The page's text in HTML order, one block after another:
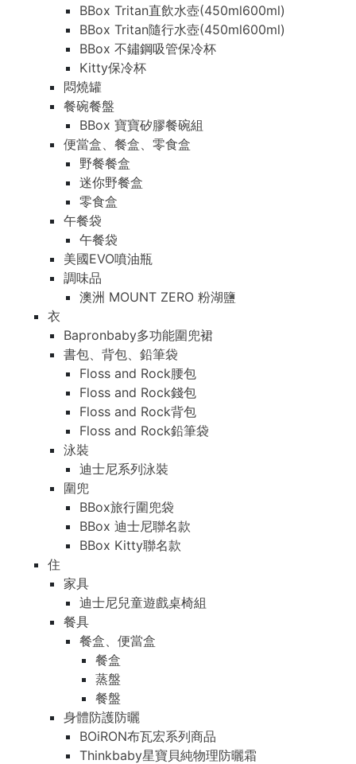
BBox Tritan直飲水壺(450ml600ml)
BBox Tritan隨行水壺(450ml600ml)
BBox 不鏽鋼吸管保冷杯
Kitty保冷杯
悶燒罐
餐碗餐盤
BBox 寶寶矽膠餐碗組
便當盒、餐盒、零食盒
野餐餐盒
迷你野餐盒
零食盒
午餐袋
午餐袋
美國EVO噴油瓶
調味品
澳洲 MOUNT ZERO 粉湖鹽
衣
Bapronbaby多功能圍兜裙
書包、背包、鉛筆袋
Floss and Rock腰包
Floss and Rock錢包
Floss and Rock背包
Floss and Rock鉛筆袋
泳裝
迪士尼系列泳裝
圍兜
BBox旅行圍兜袋
BBox 迪士尼聯名款
BBox Kitty聯名款
住
家具
迪士尼兒童遊戲桌椅組
餐具
餐盒、便當盒
餐盒
蒸盤
餐盤
身體防護防曬
BOiRON布瓦宏系列商品
Thinkbaby星寶貝純物理防曬霜